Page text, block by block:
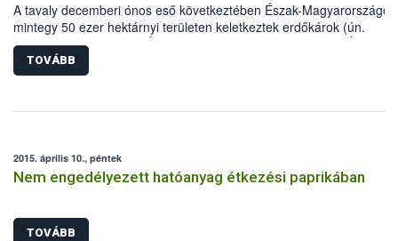
A tavaly decemberi ónos eső következtében Észak-Magyarországon
mintegy 50 ezer hektárnyi területen keletkeztek erdőkárok (ún.
jégtörések). A Nemzeti Élelmiszerlánc-biztonsági Hivatal (NÉBIH)
munkatársai alapszintű származási kísérlet ültetésével segítették a
helyreállítást a Börzsönyben az Ipoly Erdő Zrt. Diósjenő
TOVÁBB
2015. április 10., péntek
Nem engedélyezett hatóanyag étkezési paprikában
TOVÁBB